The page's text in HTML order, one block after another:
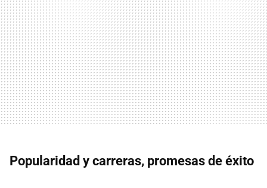
Popularidad y carreras, promesas de éxito